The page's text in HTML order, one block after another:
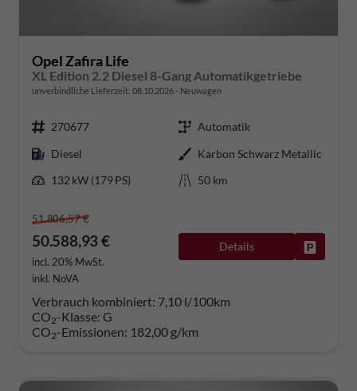
Opel Zafira Life
XL Edition 2.2 Diesel 8-Gang Automatikgetriebe
unverbindliche Lieferzeit: 08.10.2026 Neuwagen
270677
Automatik
Diesel
Karbon Schwarz Metallic
132 kW (179 PS)
50 km
51.806,57 €
50.588,93 €
incl. 20% MwSt.
inkl. NoVA
Details
Verbrauch kombiniert: 7,10 l/100km
CO2-Klasse: G
CO2-Emissionen: 182,00 g/km